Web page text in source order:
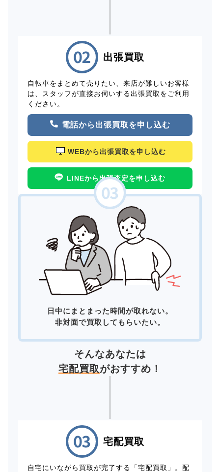
出張買取
自転車をまとめて売りたい、来店が難しいお客様
は、スタッフが直接お伺いする出張買取をご利用
ください。
電話から出張買取を申し込む
WEBから出張買取を申し込む
LINEから出張査定を申し込む
日中にまとまった時間が取れない。
非対面で買取してもらいたい。
そんなあなたは
宅配買取がおすすめ！
宅配買取
自宅にいながら買取が完了する「宅配買取」。配